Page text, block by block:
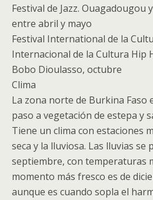
Festival de Jazz. Ouagadougou
entre abril y mayo
Festival International de la
Internacional de la Cultura Hip
Bobo Dioulasso, octubre
Clima
La zona norte de Burkina Faso
paso a vegetación de estepa y
Tiene un clima con estaciones
seca y la lluviosa. Las lluvias se
septiembre, con temperaturas
momento más fresco es de
aunque es cuando sopla el